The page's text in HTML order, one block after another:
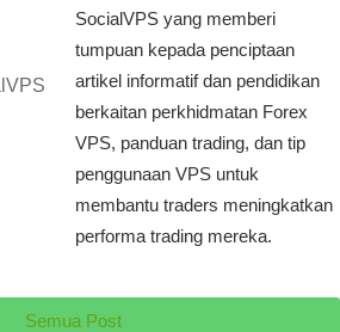
SocialVPS yang memberi
tumpuan kepada penciptaan
artikel informatif dan pendidikan
berkaitan perkhidmatan Forex
VPS, panduan trading, dan tip
penggunaan VPS untuk
membantu traders meningkatkan
performa trading mereka.
Semua Post